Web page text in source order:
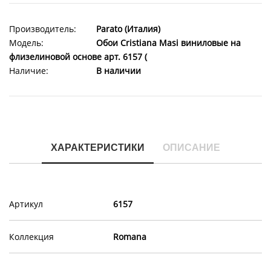
Производитель:
Parato (Италия)
Модель:
Обои Cristiana Masi виниловые на
флизелиновой основе арт. 6157 (
Наличие:
В наличии
ХАРАКТЕРИСТИКИ ОПИСАНИЕ
Артикул 6157
Коллекция Romana